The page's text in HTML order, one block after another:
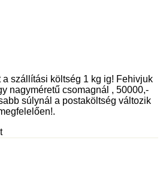
a szállítási költség 1 kg ig! Fehivjuk
nagyméretű csomagnál , 50000,-
súlynál a postaköltség változik